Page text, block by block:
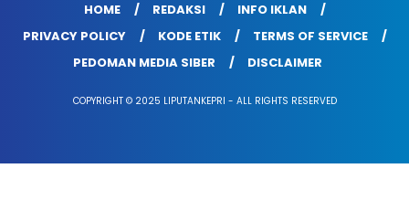
HOME REDAKSI
INFO IKLAN
PRIVACY POLICY
KODE ETIK
TERMS OF SERVICE
PEDOMAN MEDIA SIBER
DISCLAIMER
COPYRIGHT © 2025 LIPUTANKEPRI - ALL RIGHTS RESERVED